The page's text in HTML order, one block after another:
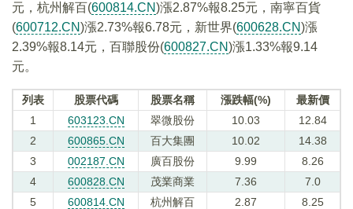
元，杭州解百(600814.CN)漲2.87%報8.25元，南寧百貨
(600712.CN)漲2.73%報6.78元，新世界(600628.CN)漲
2.39%報8.14元，百聯股份(600827.CN)漲1.33%報9.14
元。
列表 股票代碼 股票名稱 漲跌幅(%)
最新價
1
603123.CN 翠微股份 10.03
12.84
2
600865.CN 百大集團 10.02
14.38
3
002187.CN 廣百股份 9.99
8.26
4
600828.CN 茂業商業 7.36
7.0
5
600814.CN 杭州解百 2.87
8.25